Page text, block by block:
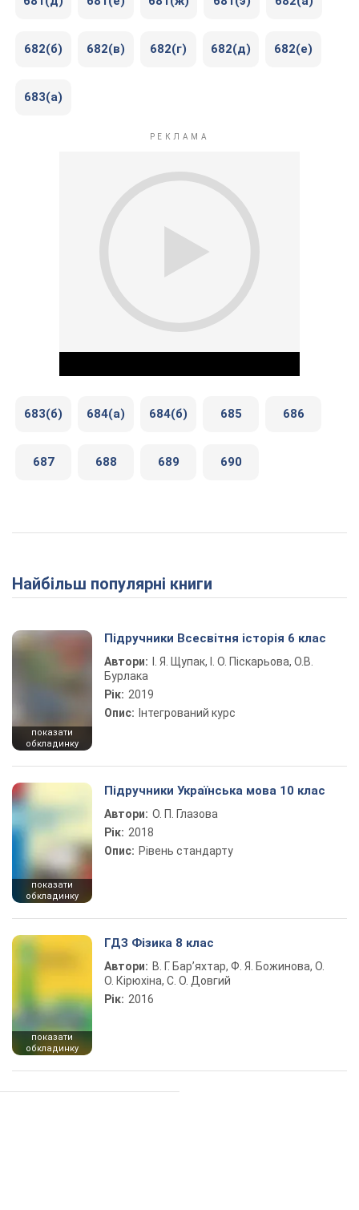
682(б) 682(в) 682(г) 682(д) 682(е)
683(а)
Play Video
683(б) 684(а) 684(б) 685 686
687 688 689 690
Найбільш популярні книги
показати
обкладинку
Підручники Всесвітня історія 6 клас
Автори:
І. Я. Щупак, І. О. Піскарьова, О.В.
Бурлака
Рік: 2019
Опис: Інтегрований курс
показати
обкладинку
Підручники Українська мова 10 клас
Автори: О. П. Глазова
Рік: 2018
Опис: Рівень стандарту
показати
обкладинку
ГДЗ Фізика 8 клас
Автори: В. Г. Бар’яхтар, Ф. Я. Божинова, О.
О. Кірюхіна, С. О. Довгий
Рік: 2016